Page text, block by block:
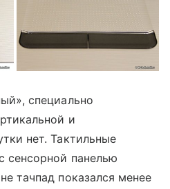
специально
и
нет. Тактильные
сенсорной панелью
тачпад показался менее